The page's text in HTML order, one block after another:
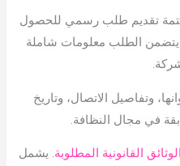
تقديم طلب رسمي للحصول
الطلب معلومات شاملة
وتفاصيل الاتصال، وتاريخ
في مجال النظافة.
القانونية المطلوبة. يشمل